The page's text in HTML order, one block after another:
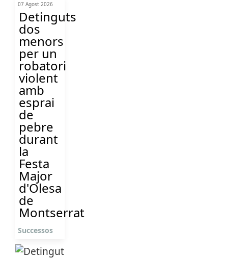
07 Agost 2026
Detinguts
dos
menors
per un
robatori
violent
amb
esprai
de
pebre
durant
la
Festa
Major
d'Olesa
de
Montserrat
Successos